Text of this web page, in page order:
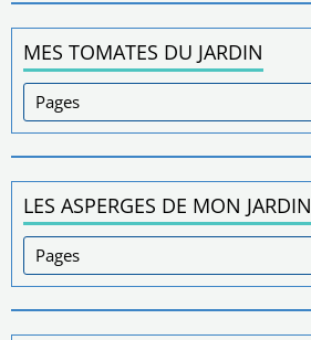
MES TOMATES DU JARDIN
LES ASPERGES DE MON JARDIN